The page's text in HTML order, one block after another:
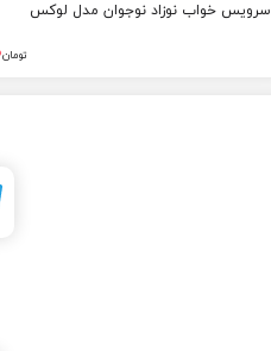
سرویس خواب نوزاد نوجوان مدل لوکس
تومان